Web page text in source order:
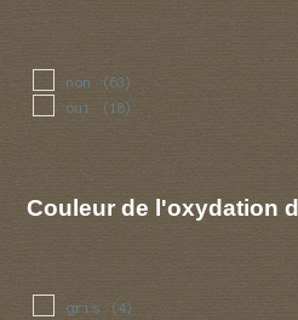
non (63)
oui (18)
Couleur de l'oxydation
gris (4)